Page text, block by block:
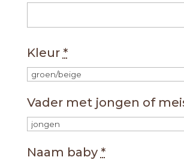
Kleur *
Vader met jongen of
Naam baby *